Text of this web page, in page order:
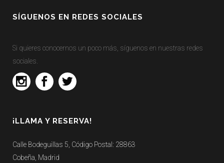
SÍGUENOS EN REDES SOCIALES
Si quieres conocernos un poco más, síguenos en nuestras redes
sociales.
¡LLAMA Y RESERVA!
Calle Bodeguillas 5, Código Postal: 28863
Cobeña, Madrid